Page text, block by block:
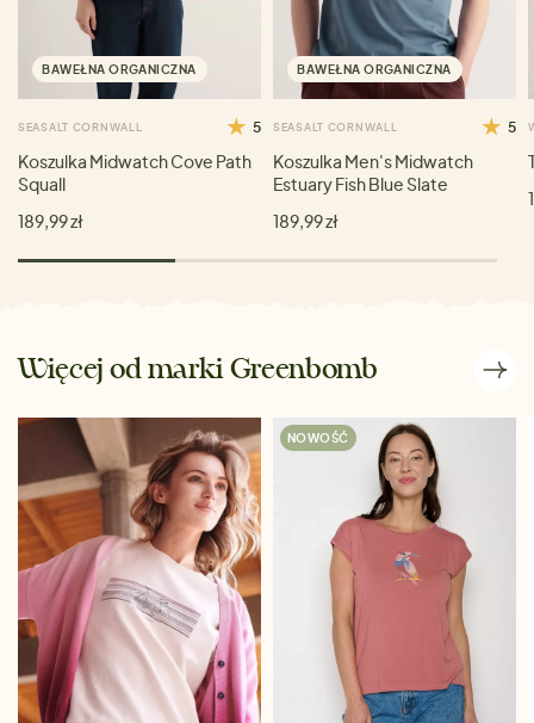
BAWEŁNA ORGANICZNA
SEASALT CORNWALL 5
Koszulka Midwatch Cove Path
Squall
189,99 zł
BAWEŁNA ORGANICZNA
SEASALT CORNWALL 5
Koszulka Men's Midwatch
Estuary Fish Blue Slate
189,99 zł
Więcej od marki Greenbomb
NOWOŚĆ